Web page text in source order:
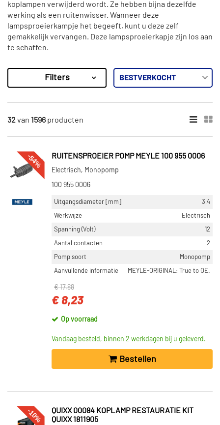
koplampen verwijderd wordt. Ze hebben bijna dezelfde
werking als een ruitenwisser. Wanneer deze
lampsproeierkampje het begeeft, kunt u deze zelf
gemakkelijk vervangen. Deze lampsproeierkapje zijn los aan
te schaffen.
Resultaten
×
Van Wezel (111)
Bosch (120)
Blue Print (10)
CATEGORIEËN
Koplamp onderdeel (1303)
Koplampsproeier (224)
Koplamp reinigingssysteem (58)
Koplampsproeierkapje (6)
INBOUWPLAATS
Voor (100)
Onder (59)
Filters
32van 1596 producten
-54% RUITENSPROEIER POMP MEYLE 100 955 0006
Electrisch, Monopomp
100 955 0006
Uitgangsdiameter [mm]
3,4
Werkwijze
Electrisch
Spanning (Volt)
12
Aantal contacten
2
Pomp soort
Monopomp
Aanvullende informatie
MEYLE-ORIGINAL: True to OE.
€ 17,88
€ 8,23
Op voorraad
Vandaag besteld, binnen 2 werkdagen bij u geleverd.
Bestellen
-10%
QUIXX 00084 KOPLAMP RESTAURATIE KIT
QUIXX 1811905